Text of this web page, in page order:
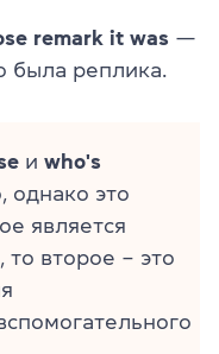
remark it was —
была реплика.
и who's
однако это
является
второе – это